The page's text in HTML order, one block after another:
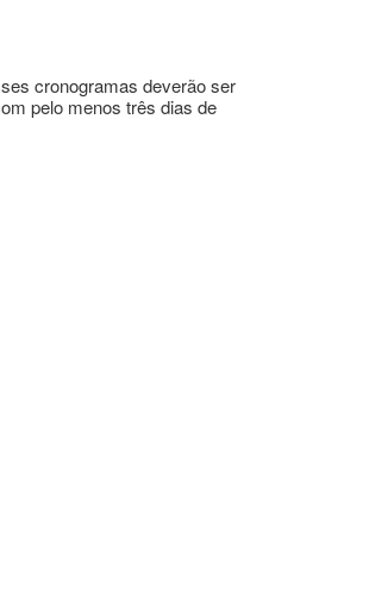
cronogramas deverão ser
pelo menos três dias de